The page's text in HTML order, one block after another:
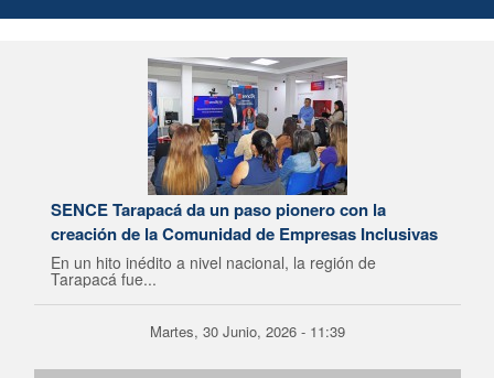
SENCE Tarapacá da un paso pionero con la
creación de la Comunidad de Empresas Inclusivas
En un hito inédito a nivel nacional, la región de
Tarapacá fue...
Martes, 30 Junio, 2026 - 11:39